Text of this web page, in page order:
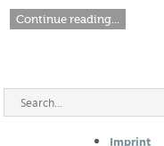
Continue reading...
Imprint